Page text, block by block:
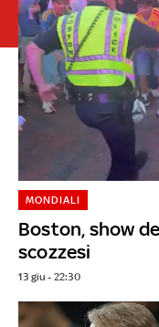
Boston, show
scozzesi
MONDIALI
13 giu - 22:30